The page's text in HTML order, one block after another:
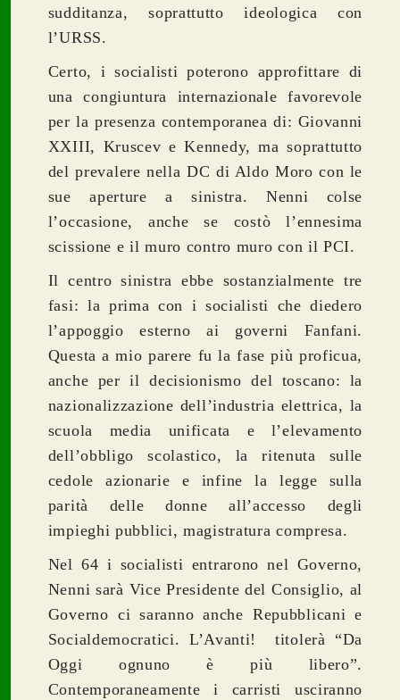
sudditanza, soprattutto ideologica con
l’URSS.
Certo, i socialisti poterono approfittare di
una congiuntura internazionale favorevole
per la presenza contemporanea di: Giovanni
XXIII, Kruscev e Kennedy, ma soprattutto
del prevalere nella DC di Aldo Moro con le
sue aperture a sinistra. Nenni colse
l’occasione, anche se costò l’ennesima
scissione e il muro contro muro con il PCI.
Il centro sinistra ebbe sostanzialmente tre
fasi: la prima con i socialisti che diedero
l’appoggio esterno ai governi Fanfani.
Questa a mio parere fu la fase più proficua,
anche per il decisionismo del toscano: la
nazionalizzazione dell’industria elettrica, la
scuola media unificata e l’elevamento
dell’obbligo scolastico, la ritenuta sulle
cedole azionarie e infine la legge sulla
parità delle donne all’accesso degli
impieghi pubblici, magistratura compresa.
Nel 64 i socialisti entrarono nel Governo,
Nenni sarà Vice Presidente del Consiglio, al
Governo ci saranno anche Repubblicani e
Socialdemocratici. L’Avanti! titolerà “Da
Oggi ognuno è più libero”.
Contemporaneamente i carristi usciranno